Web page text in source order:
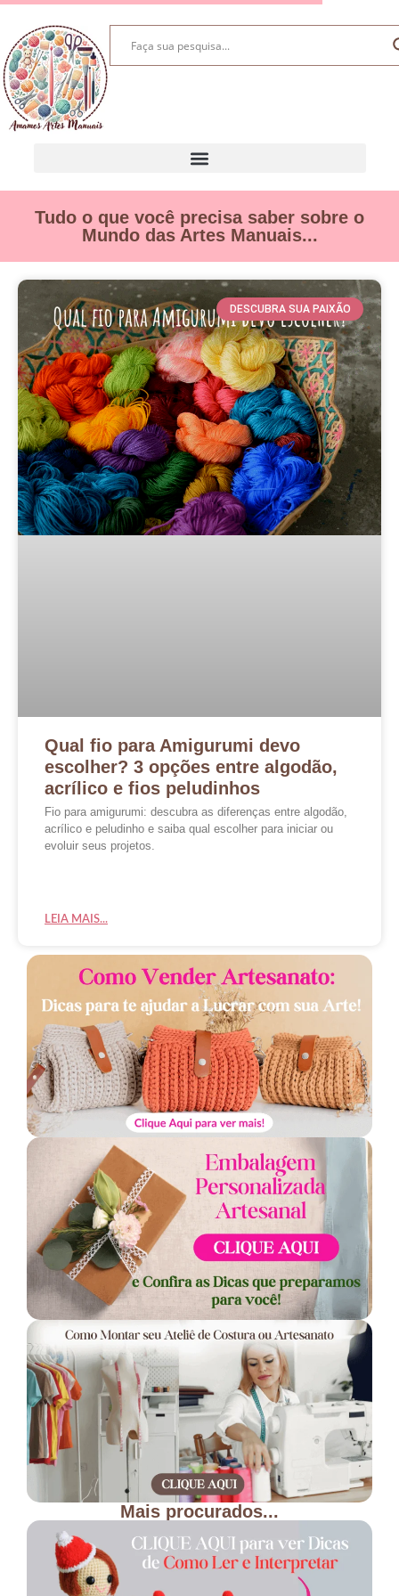
Tudo o que você precisa saber sobre o
Mundo das Artes Manuais...
DESCUBRA SUA PAIXÃO
Qual fio para Amigurumi devo
escolher? 3 opções entre algodão,
acrílico e fios peludinhos
Fio para amigurumi: descubra as diferenças entre algodão,
acrílico e peludinho e saiba qual escolher para iniciar ou
evoluir seus projetos.
LEIA MAIS...
Mais procurados...